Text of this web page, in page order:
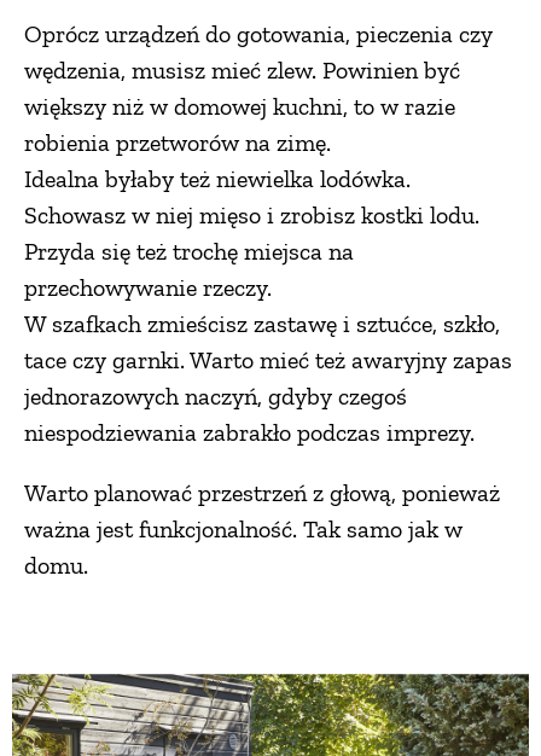
Oprócz urządzeń do gotowania, pieczenia czy
wędzenia, musisz mieć zlew. Powinien być
większy niż w domowej kuchni, to w razie
robienia przetworów na zimę.
Idealna byłaby też niewielka lodówka.
Schowasz w niej mięso i zrobisz kostki lodu.
Przyda się też trochę miejsca na
przechowywanie rzeczy.
W szafkach zmieścisz zastawę i sztućce, szkło,
tace czy garnki. Warto mieć też awaryjny zapas
jednorazowych naczyń, gdyby czegoś
niespodziewania zabrakło podczas imprezy.
Warto planować przestrzeń z głową, ponieważ
ważna jest funkcjonalność. Tak samo jak w
domu.